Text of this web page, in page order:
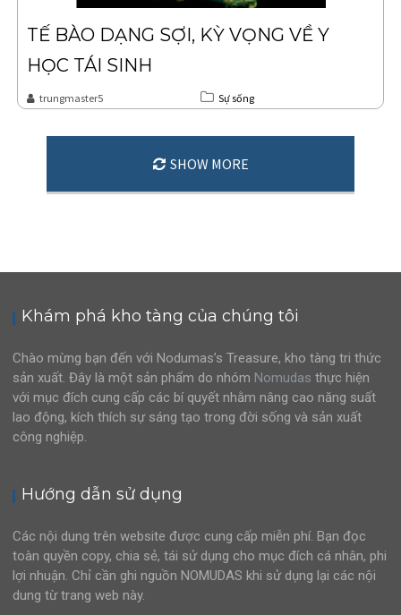
TẾ BÀO DẠNG SỢI, KỲ VỌNG VỀ Y
HỌC TÁI SINH
trungmaster5 Sự sống
SHOW MORE
Khám phá kho tàng của chúng tôi
Chào mừng bạn đến với Nodumas’s Treasure, kho tàng tri thức
sản xuất. Đây là một sản phẩm do nhóm Nomudas thực hiện
với mục đích cung cấp các bí quyết nhằm nâng cao năng suất
lao động, kích thích sự sáng tạo trong đời sống và sản xuất
công nghiệp.
Hướng dẫn sử dụng
Các nội dung trên website được cung cấp miễn phí. Bạn đọc
toàn quyền copy, chia sẻ, tái sử dụng cho mục đích cá nhân, phi
lợi nhuận. Chỉ cần ghi nguồn NOMUDAS khi sử dụng lại các nội
dung từ trang web này.